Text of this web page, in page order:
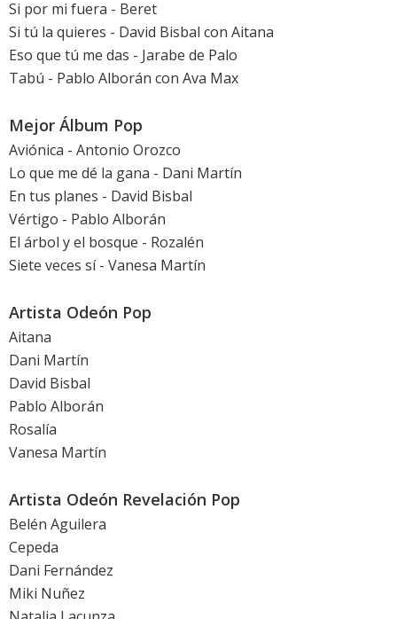
Si por mi fuera - Beret
Si tú la quieres - David Bisbal con Aitana
Eso que tú me das - Jarabe de Palo
Tabú - Pablo Alborán con Ava Max
Mejor Álbum Pop
Aviónica - Antonio Orozco
Lo que me dé la gana - Dani Martín
En tus planes - David Bisbal
Vértigo - Pablo Alborán
El árbol y el bosque - Rozalén
Siete veces sí - Vanesa Martín
Artista Odeón Pop
Aitana
Dani Martín
David Bisbal
Pablo Alborán
Rosalía
Vanesa Martín
Artista Odeón Revelación Pop
Belén Aguilera
Cepeda
Dani Fernández
Miki Nuñez